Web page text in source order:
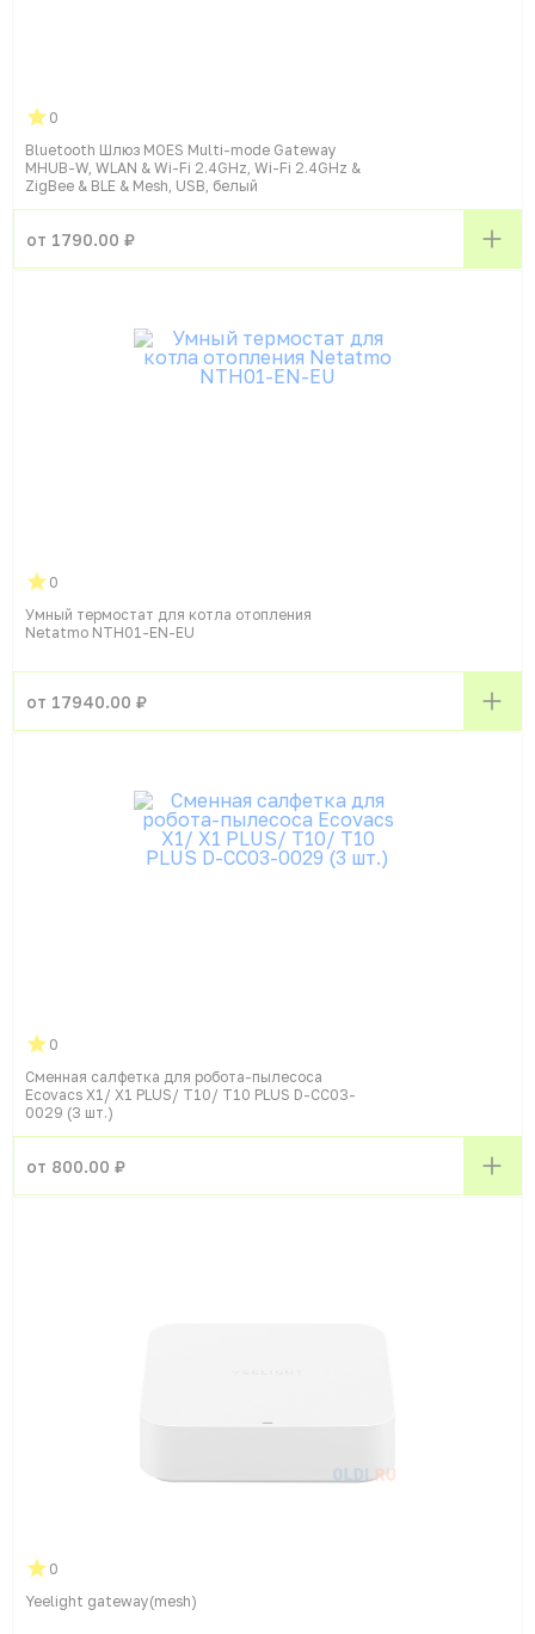
0
Bluetooth Шлюз MOES Multi-mode Gateway
MHUB-W, WLAN & Wi-Fi 2.4GHz, Wi-Fi 2.4GHz &
ZigBee & BLE & Mesh, USB, белый
от 1790.00 ₽
0
Умный термостат для котла отопления
Netatmo NTH01-EN-EU
от 17940.00 ₽
0
Сменная салфетка для робота-пылесоса
Ecovacs X1/ X1 PLUS/ T10/ T10 PLUS D-CC03-
0029 (3 шт.)
от 800.00 ₽
0
Yeelight gateway(mesh)